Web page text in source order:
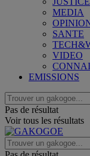
MEDIA
SANTE
VIDEO
EMISSIONS
Pas de résultat
Voir tous les résultats